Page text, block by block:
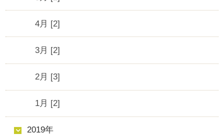
4月 [2]
3月 [2]
2月 [3]
1月 [2]
2019年